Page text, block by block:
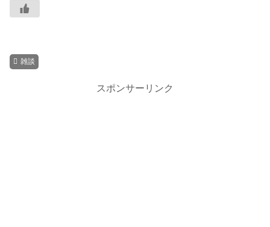
雑談
スポンサーリンク